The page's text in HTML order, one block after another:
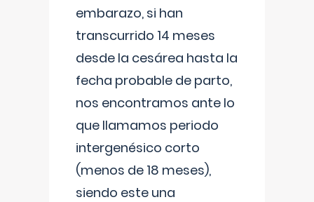
embarazo, si han
transcurrido 14 meses
desde la cesárea hasta la
fecha probable de parto,
nos encontramos ante lo
que llamamos periodo
intergenésico corto
(menos de 18 meses),
siendo este una